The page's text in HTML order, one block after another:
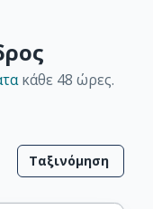
κάθε 48 ώρες.
Ταξινόμηση